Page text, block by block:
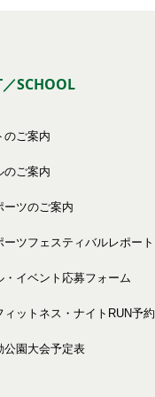
SCHOOL
のご案内
のご案内
ーツのご案内
ーツフェスティバルレポート
・イベント応募フォーム
ィットネス・ナイトRUN予約
公園大会予定表